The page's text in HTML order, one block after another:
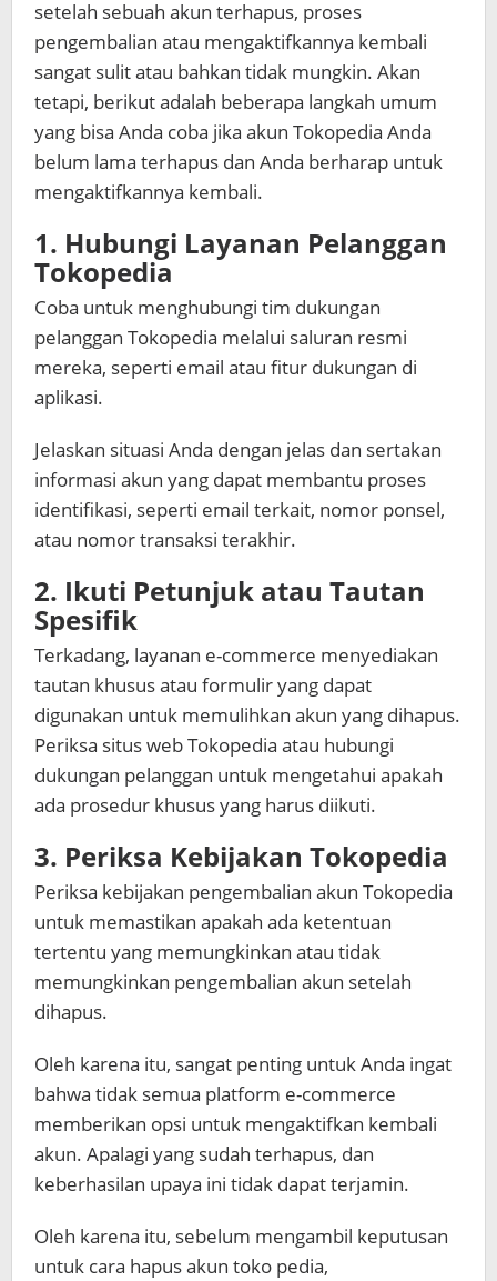
setelah sebuah akun terhapus, proses
pengembalian atau mengaktifkannya kembali
sangat sulit atau bahkan tidak mungkin. Akan
tetapi, berikut adalah beberapa langkah umum
yang bisa Anda coba jika akun Tokopedia Anda
belum lama terhapus dan Anda berharap untuk
mengaktifkannya kembali.
1. Hubungi Layanan Pelanggan
Tokopedia
Coba untuk menghubungi tim dukungan
pelanggan Tokopedia melalui saluran resmi
mereka, seperti email atau fitur dukungan di
aplikasi.
Jelaskan situasi Anda dengan jelas dan sertakan
informasi akun yang dapat membantu proses
identifikasi, seperti email terkait, nomor ponsel,
atau nomor transaksi terakhir.
2. Ikuti Petunjuk atau Tautan
Spesifik
Terkadang, layanan e-commerce menyediakan
tautan khusus atau formulir yang dapat
digunakan untuk memulihkan akun yang dihapus.
Periksa situs web Tokopedia atau hubungi
dukungan pelanggan untuk mengetahui apakah
ada prosedur khusus yang harus diikuti.
3. Periksa Kebijakan Tokopedia
Periksa kebijakan pengembalian akun Tokopedia
untuk memastikan apakah ada ketentuan
tertentu yang memungkinkan atau tidak
memungkinkan pengembalian akun setelah
dihapus.
Oleh karena itu, sangat penting untuk Anda ingat
bahwa tidak semua platform e-commerce
memberikan opsi untuk mengaktifkan kembali
akun. Apalagi yang sudah terhapus, dan
keberhasilan upaya ini tidak dapat terjamin.
Oleh karena itu, sebelum mengambil keputusan
untuk cara hapus akun toko pedia,